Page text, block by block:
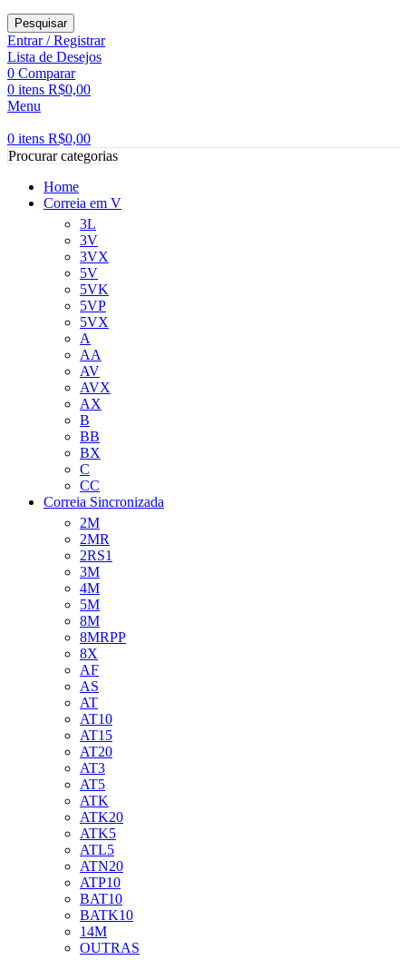
Pesquisar
Entrar / Registrar
Lista de Desejos
0 Comparar
0 itens R$0,00
Menu
0 itens R$0,00
Procurar categorias
Home
Correia em V
3L
3V
3VX
5V
5VK
5VP
5VX
A
AA
AV
AVX
AX
B
BB
BX
C
CC
Correia Sincronizada
2M
2MR
2RS1
3M
4M
5M
8M
8MRPP
8X
AF
AS
AT
AT10
AT15
AT20
AT3
AT5
ATK
ATK20
ATK5
ATL5
ATN20
ATP10
BAT10
BATK10
14M
OUTRAS